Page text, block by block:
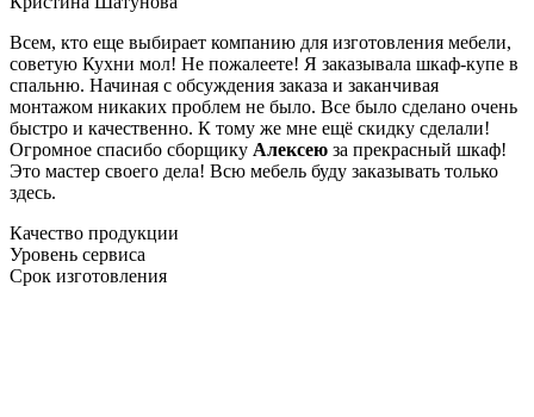
Всем, кто еще выбирает компанию для изготовления мебели,
советую Кухни мол! Не пожалеете! Я заказывала шкаф-купе в
спальню. Начиная с обсуждения заказа и заканчивая
монтажом никаких проблем не было. Все было сделано очень
быстро и качественно. К тому же мне ещё скидку сделали!
Огромное спасибо сборщику Алексею за прекрасный шкаф!
Это мастер своего дела! Всю мебель буду заказывать только
здесь.
Качество продукции
Уровень сервиса
Срок изготовления